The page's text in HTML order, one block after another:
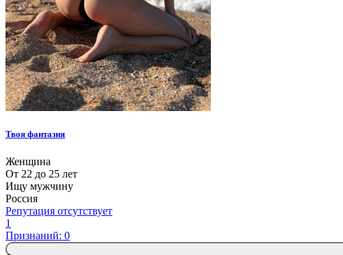
Твоя фантазия
Женщина
От 22 до 25 лет
Ищу мужчину
Россия
Репутация отсутствует
1
Признаний: 0